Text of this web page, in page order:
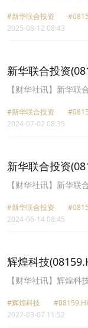
#新华联合投资
2025-08-12 08:43
新华联合投资
【财华社讯】新华
#新华联合投资
2024-07-02 08:35
新华联合投资
【财华社讯】新华
#新华联合投资
2024-06-14 08:45
辉煌科技
【财华社讯】辉煌科
3月4日起生效。王先
执行委员会主席、策
#辉煌科技
2022-03-07 11:52